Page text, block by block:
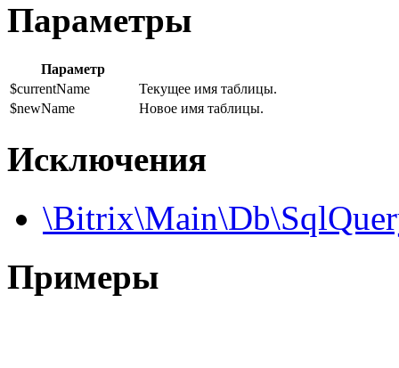
Параметры
Параметр
$currentName
Текущее имя таблицы.
$newName
Новое имя таблицы.
Исключения
Примеры